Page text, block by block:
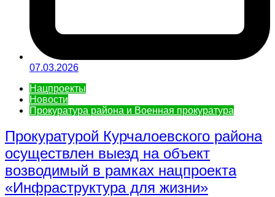
07.03.2026
Нацпроекты
Новости
Прокуратура района и Военная прокуратура
Прокуратурой Курчалоевского района
осуществлен выезд на объект
возводимый в рамках нацпроекта
«Инфраструктура для жизни»